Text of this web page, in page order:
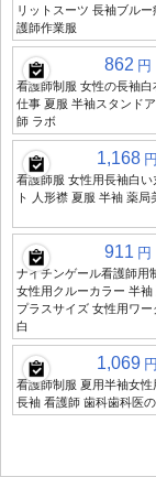
リットスーツ 長袖ブル
護師作業服
862 円
看護師制服 女性の長袖
仕事 夏服 半袖スタンド
師 ラボ
1,168 円
看護師服 女性用長袖白い
ト 人形襟 夏服 半袖 薬局
911 円
ナイチンゲール看護師用
女性用クルーカラー 半袖
プラスサイズ 女性用ワ
白
1,069 円
看護師制服 夏用半袖女
長袖 看護師 歯科歯科医